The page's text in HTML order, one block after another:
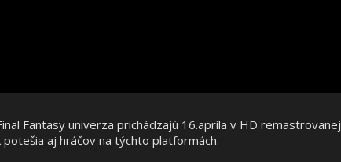
Fantasy univerza prichádzajú 16.apríla v HD remastrovanej
aj hráčov na týchto platformách.